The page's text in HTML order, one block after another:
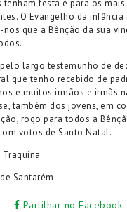
tenham festa e para os
. O Evangelho da infância
que a Bênção da sua
largotestemunho de
que tenho recebido de
e muitos irmãos e irmãs
, também dos jovens, em
rogo para todos a
votos de Santo Natal.
Traquina
Santarém
Partilhar no Facebook